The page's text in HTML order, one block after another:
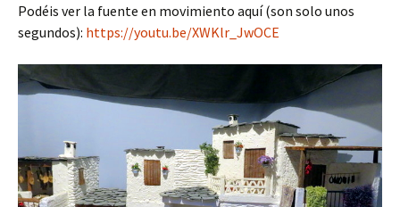
Podéis ver la fuente en movimiento aquí (son solo unos
segundos): https://youtu.be/XWKlr_JwOCE